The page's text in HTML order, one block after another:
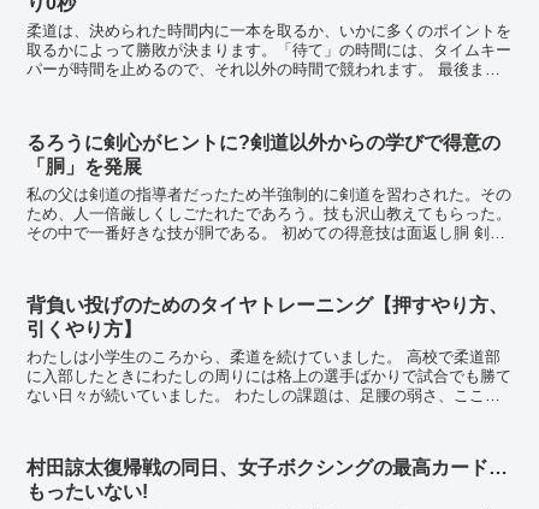
柔道は、決められた時間内に一本を取るか、いかに多くのポイントを
取るかによって勝敗が決まります。「待て」の時間には、タイムキー
パーが時間を止めるので、それ以外の時間で競われます。 最後まで
るろうに剣心がヒントに?剣道以外からの学びで得意の
「胴」を発展
私の父は剣道の指導者だったため半強制的に剣道を習わされた。その
ため、人一倍厳しくしごたれたであろう。技も沢山教えてもらった。
その中で一番好きな技が胴である。 初めての得意技は面返し胴 剣道
背負い投げのためのタイヤトレーニング【押すやり方、
引くやり方】
わたしは小学生のころから、柔道を続けていました。 高校で柔道部
に入部したときにわたしの周りには格上の選手ばかりで試合でも勝て
ない日々が続いていました。 わたしの課題は、足腰の弱さ、ここぞ
村田諒太復帰戦の同日、女子ボクシングの最高カード…
もったいない!